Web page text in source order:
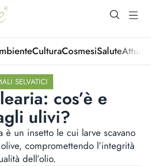
open
CulturaCosmesiSalute
SELVATICI
cos’è e
ulivi?
è un insetto le cui larve scavano
compromettendo l’integrità
dell’olio.